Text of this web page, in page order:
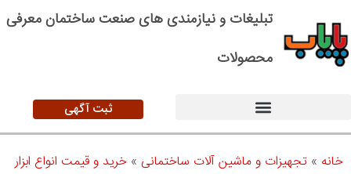
تبلیغات و نیازمندی های صنعت ساختمان معرفی
محصولات
ثبت آگهی
خانه » تجهیزات و ماشین آلات ساختمانی » خرید و قیمت انواع ابزار